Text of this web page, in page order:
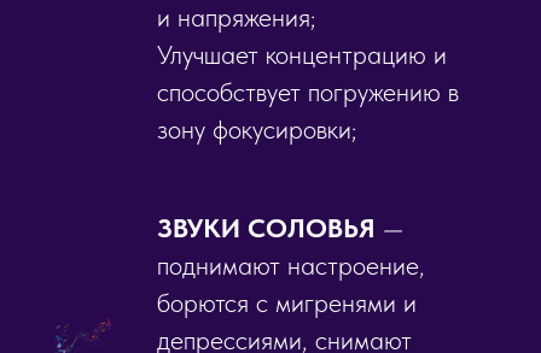
и напряжения;
Улучшает концентрацию и
способствует погружению в
зону фокусировки;
ЗВУКИ СОЛОВЬЯ —
поднимают настроение,
борются с мигренями и
депрессиями, снимают